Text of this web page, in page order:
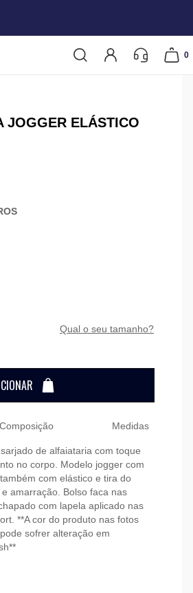
0
JOGGER ELÁSTICO
qual o seu tamanho?
Composição Medidas
de alfaiataria com toque
no corpo. Modelo jogger com
com elástico e tira do
amarração. Bolso faca nas
com lapela aplicado nas
**A cor do produto nas fotos
sofrer alteração em